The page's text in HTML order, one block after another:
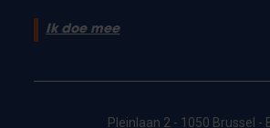
Ik doe mee
Pleinlaan 2 - 1050 Brussel -